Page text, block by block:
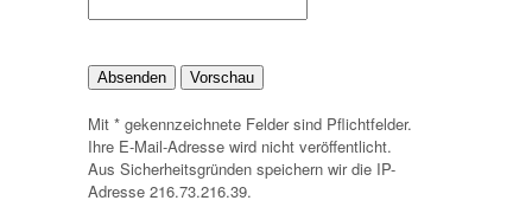
Mit * gekennzeichnete Felder sind Pflichtfelder.
Ihre E-Mail-Adresse wird nicht veröffentlicht.
Aus Sicherheitsgründen speichern wir die IP-
Adresse 216.73.216.39.